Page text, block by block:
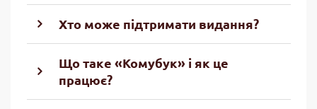
Хто може підтримати видання?
Що таке «Комубук» і як це
працює?